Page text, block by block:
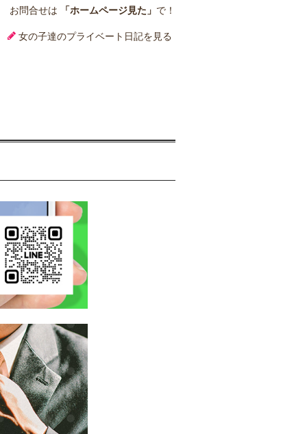
お問合せは
「ホームページ見た」 で！
女の子達のプライベート日記を見る